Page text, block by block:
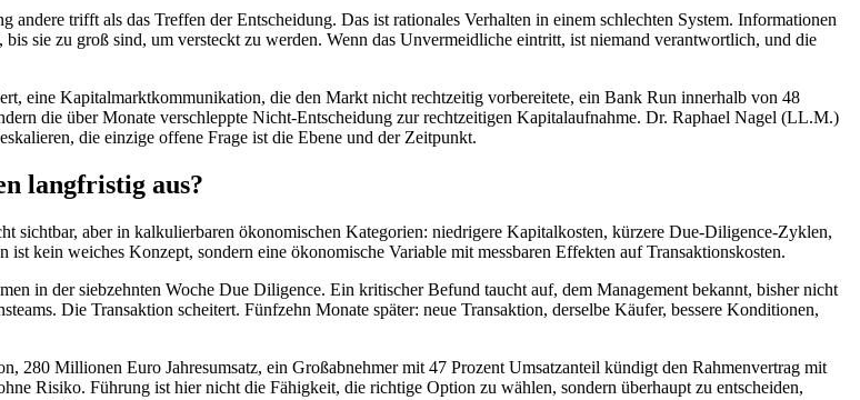
andere trifft als das Treffen der Entscheidung. Das ist rationales Verhalten in einem schlechten System. Informationen
sie zu groß sind, um versteckt zu werden. Wenn das Unvermeidliche eintritt, ist niemand verantwortlich, und die
eine Kapitalmarktkommunikation, die den Markt nicht rechtzeitig vorbereitete, ein Bank Run innerhalb von 48
die über Monate verschleppte Nicht-Entscheidung zur rechtzeitigen Kapitalaufnahme. Dr. Raphael Nagel (LL.M.)
die einzige offene Frage ist die Ebene und der Zeitpunkt.
langfristig aus?
sichtbar, aber in kalkulierbaren ökonomischen Kategorien: niedrigere Kapitalkosten, kürzere Due-Diligence-Zyklen,
kein weiches Konzept, sondern eine ökonomische Variable mit messbaren Effekten auf Transaktionskosten.
in der siebzehnten Woche Due Diligence. Ein kritischer Befund taucht auf, dem Management bekannt, bisher nicht
Die Transaktion scheitert. Fünfzehn Monate später: neue Transaktion, derselbe Käufer, bessere Konditionen,
280 Millionen Euro Jahresumsatz, ein Großabnehmer mit 47 Prozent Umsatzanteil kündigt den Rahmenvertrag mit
Risiko. Führung ist hier nicht die Fähigkeit, die richtige Option zu wählen, sondern überhaupt zu entscheiden,